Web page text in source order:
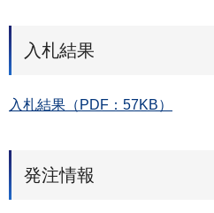
入札結果
入札結果（PDF：57KB）
発注情報